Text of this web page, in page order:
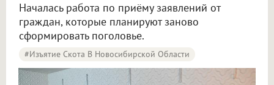
Началась работа по приёму заявлений от
граждан, которые планируют заново
сформировать поголовье.
#Изъятие Скота В Новосибирской Области